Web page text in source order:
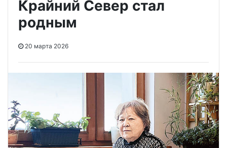
Крайний Север стал
родным
20 марта 2026